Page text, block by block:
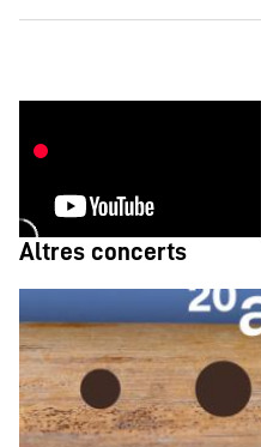
Altres concerts